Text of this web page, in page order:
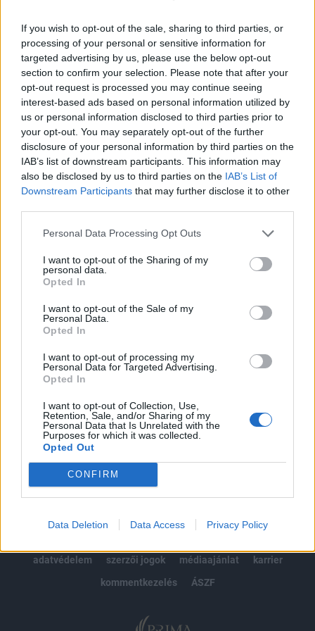
If you wish to opt-out of the sale, sharing to third parties, or
processing of your personal or sensitive information for
targeted advertising by us, please use the below opt-out
section to confirm your selection. Please note that after your
opt-out request is processed you may continue seeing
interest-based ads based on personal information utilized by
us or personal information disclosed to third parties prior to
your opt-out. You may separately opt-out of the further
disclosure of your personal information by third parties on the
IAB’s list of downstream participants. This information may
also be disclosed by us to third parties on the IAB’s List of
Downstream Participants that may further disclose it to other
Personal Data Processing Opt Outs
I want to opt-out of the Sharing of my
personal data.
Opted In
I want to opt-out of the Sale of my
Personal Data.
Opted In
I want to opt-out of processing my
Personal Data for Targeted Advertising.
Opted In
I want to opt-out of Collection, Use,
Retention, Sale, and/or Sharing of my
Personal Data that Is Unrelated with the
Purposes for which it was collected.
Opted Out
CONFIRM
Data Deletion Data Access Privacy Policy
Portfolio Investment Day 2026Október 21-én jön a Portfolio
Investment Day 2026, ahol a piac vezető szakértőivel
keressük a választ a befektetőket leginkább foglalkoztató
kérdésekre. Meddig tarthat az AI-rali, kik lehetnek a
következő évek nyertesei, mire számíthatunk a részvény-,
kötvény-, nyersanyag- és kriptopiacokon, és hogyan
érdemes portfóliót építeni egy gyorsan változó...
KEDVES OLVASÓNK!
regisztrációhoz kötött.
Az előfizetés a következőket tartalmazza:
Portfolio.hu teljes cikkarchívum
kötéslistái
Előfizetés
MÁR ELŐFIZETŐNK VAGY?BEJELENTKEZÉS
adatvédelem
szerzői jogok médiaajánlat
karrier
kommentkezelés
ÁSZF